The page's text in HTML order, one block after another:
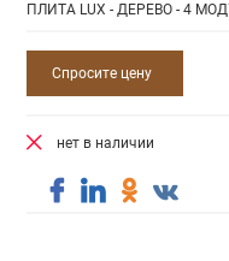
ПЛИТА LUX - ДЕРЕВО - 4
Спросите цену
нет в наличии